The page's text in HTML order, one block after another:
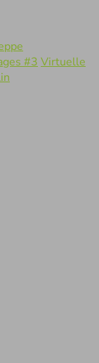
#3 Virtuelle